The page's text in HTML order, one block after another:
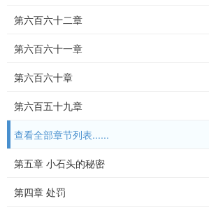
第六百六十二章
第六百六十一章
第六百六十章
第六百五十九章
查看全部章节列表......
第五章 小石头的秘密
第四章 处罚